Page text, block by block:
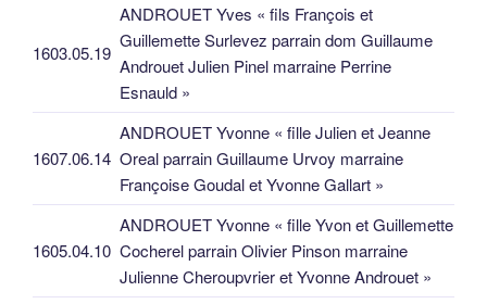
1603.05.19
ANDROUET Yves « fils François et
Guillemette Surlevez parrain dom Guillaume
Androuet Julien Pinel marraine Perrine
Esnauld »
1607.06.14
ANDROUET Yvonne « fille Julien et Jeanne
Oreal parrain Guillaume Urvoy marraine
Françoise Goudal et Yvonne Gallart »
1605.04.10
ANDROUET Yvonne « fille Yvon et Guillemette
Cocherel parrain Olivier Pinson marraine
Julienne Cheroupvrier et Yvonne Androuet »